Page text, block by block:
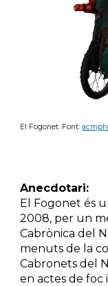
El Fogonet. Font:
Anecdotari:
El Fogonet és
2008, per un
Cabrònica del
menuts de la
Cabronets del
en actes de foc